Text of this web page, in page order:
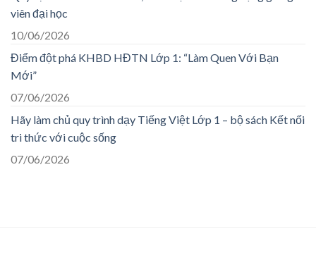
viên đại học
10/06/2026
Điểm đột phá KHBD HĐTN Lớp 1: “Làm Quen Với Bạn
Mới”
07/06/2026
Hãy làm chủ quy trình dạy Tiếng Việt Lớp 1 – bộ sách Kết nối
tri thức với cuộc sống
07/06/2026